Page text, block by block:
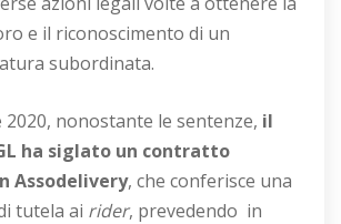
e il riconoscimento di un
subordinata.
2020, nonostante le sentenze, il
ha siglato un contratto
Assodelivery, che conferisce una
tutela ai rider, prevedendo in